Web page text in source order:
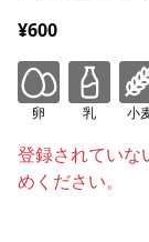
¥600
卵 乳 小
登録されていな
めください。